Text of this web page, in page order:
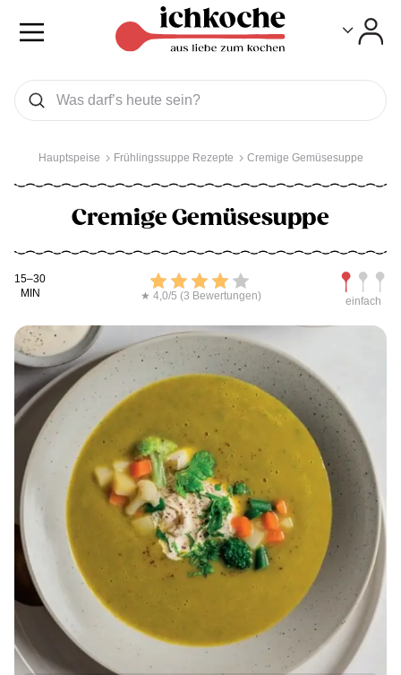
Was wollen Sie suchen
Suchen
Hauptspeise Frühlingssuppe Rezepte Cremige Gemüsesuppe
Cremige Gemüsesuppe
Kochdauer
15–30
MIN
Bewerten
★ 4,0/5 (3 Bewertungen) einfach